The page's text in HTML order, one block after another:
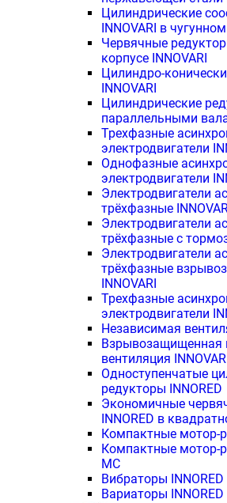
Цилиндрические
INNOVARI в
Червячные
корпусе INNOVARI
Цилиндро-
INNOVARI
Цилиндрические
параллельными
Трехфазные
электродвигатели
Однофазные
электродвигатели
Электродвигатели
трёхфазные
Электродвигатели
трёхфазные с
Электродвигатели
трёхфазные
INNOVARI
Трехфазные
электродвигатели
Независимая
Взрывозащищенная
вентиляция INNOVARI
Одноступенчатые
редукторы INNORED
Экономичные
INNORED в
Компактные мотор-
Компактные мотор-
MC
Вибраторы INNORED
Вариаторы INNORED